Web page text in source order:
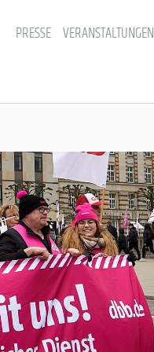
PRESSE VERANSTALTUNGEN